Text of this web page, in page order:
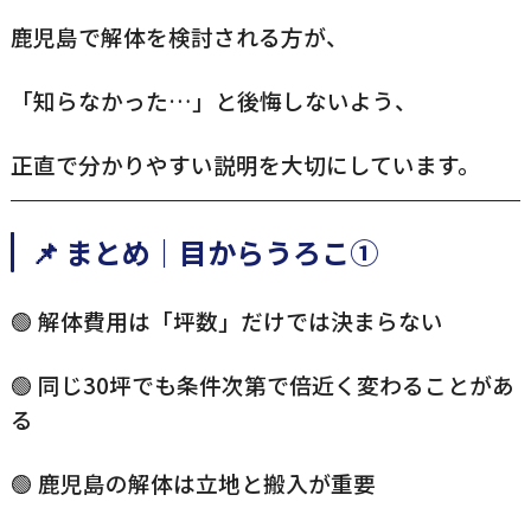
鹿児島で解体を検討される方が、
「知らなかった…」と後悔しないよう、
正直で分かりやすい説明を大切にしています。
📌 まとめ｜目からうろこ①
🟢 解体費用は「坪数」だけでは決まらない
🟢 同じ30坪でも条件次第で倍近く変わることがあ
る
🟢 鹿児島の解体は立地と搬入が重要